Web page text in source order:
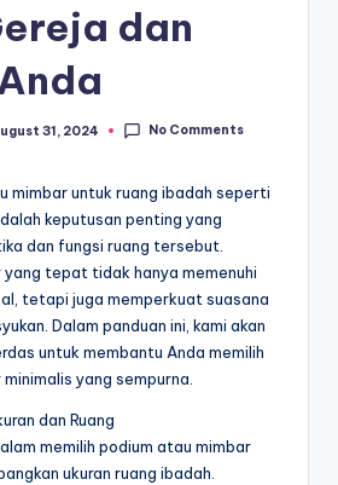
dan
31, 2024 No Comments
mimbar untuk ruang ibadah seperti
keputusan penting yang
dan fungsi ruang tersebut.
yang tepat tidak hanya memenuhi
tetapi juga memperkuat suasana
Dalam panduan ini, kami akan
untuk membantu Anda memilih
yang sempurna.
dan Ruang
memilih podium atau mimbar
ukuran ruang ibadah.